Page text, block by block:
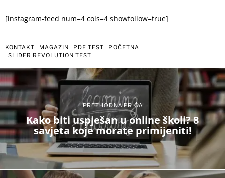
[instagram-feed num=4 cols=4 showfollow=true]
KONTAKT MAGAZIN PDF TEST
POČETNA
SLIDER REVOLUTION TEST
PRETHODNA PRIČA
Kako biti uspješan u online školi? 8
savjeta koje morate primijeniti!